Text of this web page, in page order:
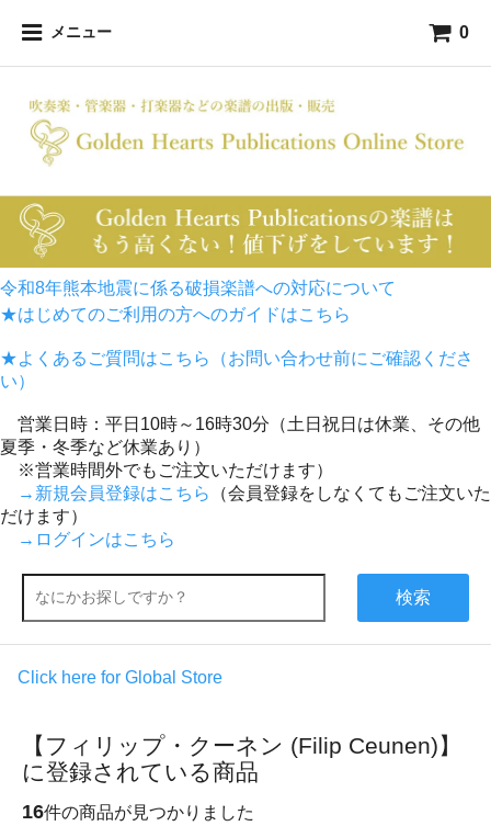
メニュー 0
令和8年熊本地震に係る破損楽譜への対応について
★はじめてのご利用の方へのガイドはこちら
★よくあるご質問はこちら（お問い合わせ前にご確認くださ
い）
営業日時：平日10時～16時30分（土日祝日は休業、その他
夏季・冬季など休業あり）
※営業時間外でもご注文いただけます）
→新規会員登録はこちら
（会員登録をしなくてもご注文いた
だけます）
→ログインはこちら
検索
Click here for Global Store
【フィリップ・クーネン (Filip Ceunen)】
に登録されている商品
16件の商品が見つかりました